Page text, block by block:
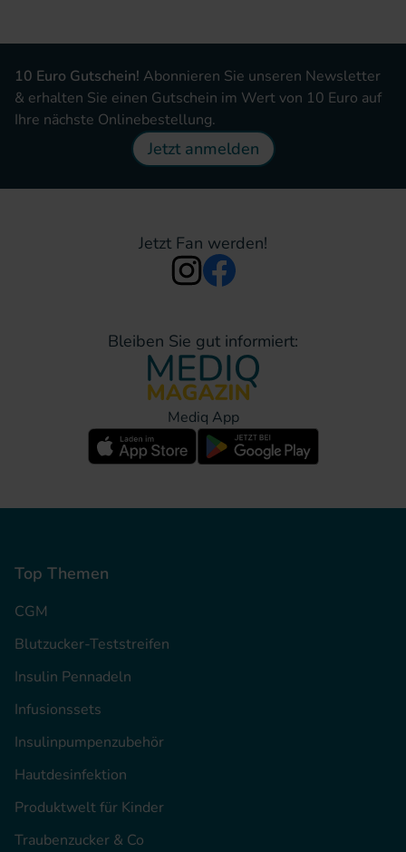
10 Euro Gutschein! Abonnieren Sie unseren Newsletter
& erhalten Sie einen Gutschein im Wert von 10 Euro auf
Ihre nächste Onlinebestellung.
Jetzt anmelden
Jetzt Fan werden!
Bleiben Sie gut informiert:
Mediq App
Top Themen
CGM
Blutzucker-Teststreifen
Insulin Pennadeln
Infusionssets
Insulinpumpenzubehör
Hautdesinfektion
Produktwelt für Kinder
Traubenzucker & Co